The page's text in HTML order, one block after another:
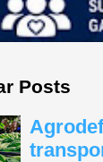
Posts